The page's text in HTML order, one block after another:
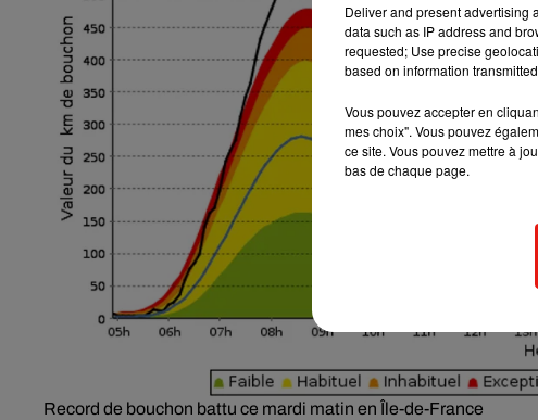
Record de bouchon battu ce mardi matin en Île-de-France
Deliver and present advertising
data such as IP address and
requested; Use precise
based on information
Vous pouvez accepter en
mes choix". Vous pouvez
ce site. Vous pouvez mettre à
bas de chaque page.